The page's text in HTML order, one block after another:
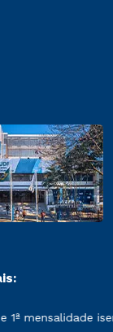
mensalidade